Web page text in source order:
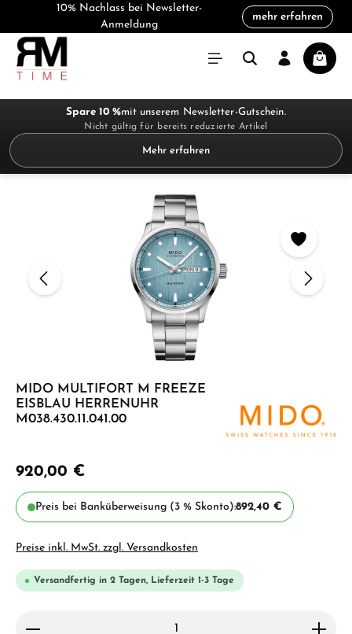
10% Nachlass bei Newsletter-
Anmeldung
mehr erfahren
Spare 10 %mit unserem Newsletter-Gutschein.
Nicht gültig für bereits reduzierte Artikel
Mehr erfahren
Bildergalerie überspringen
MIDO MULTIFORT M FREEZE
EISBLAU HERRENUHR
M038.430.11.041.00
920,00 €
Preis bei Banküberweisung (3 % Skonto):892,40 €
Preise inkl. MwSt. zzgl. Versandkosten
Versandfertig in 2 Tagen, Lieferzeit 1-3 Tage
Produkt Anzahl: Gib den gewünschten Wert ein